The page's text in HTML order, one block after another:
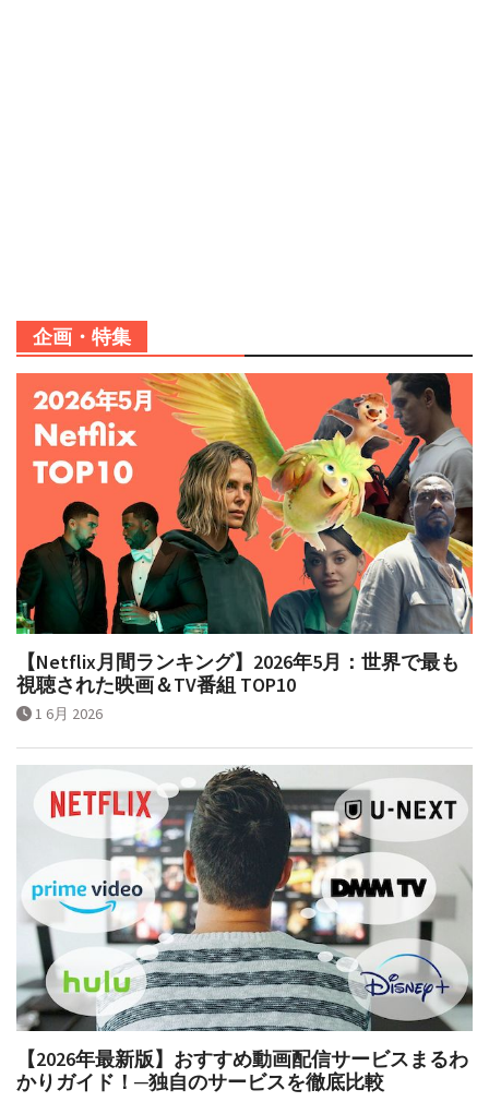
企画・特集
【Netflix月間ランキング】2026年5月：世界で最も
視聴された映画＆TV番組 TOP10
1 6月 2026
【2026年最新版】おすすめ動画配信サービスまるわ
かりガイド！─独自のサービスを徹底比較